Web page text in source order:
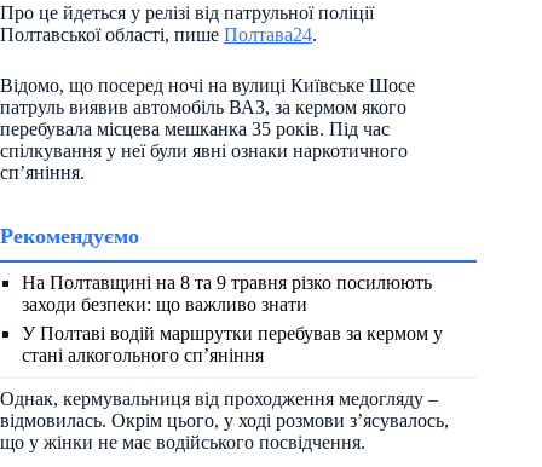
Про це йдеться у релізі від патрульної поліції
Полтавської області, пише Полтава24.
Відомо, що посеред ночі на вулиці Київське Шосе
патруль виявив автомобіль ВАЗ, за кермом якого
перебувала місцева мешканка 35 років. Під час
спілкування у неї були явні ознаки наркотичного
сп’яніння.
Рекомендуємо
На Полтавщині на 8 та 9 травня різко посилюють
заходи безпеки: що важливо знати
У Полтаві водій маршрутки перебував за кермом у
стані алкогольного сп’яніння
Однак, кермувальниця від проходження медогляду –
відмовилась. Окрім цього, у ході розмови з’ясувалось,
що у жінки не має водійського посвідчення.